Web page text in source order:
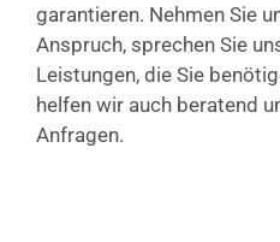
garantieren. Nehmen Sie
Anspruch, sprechen Sie
Leistungen, die Sie
helfen wir auch beratend
Anfragen.